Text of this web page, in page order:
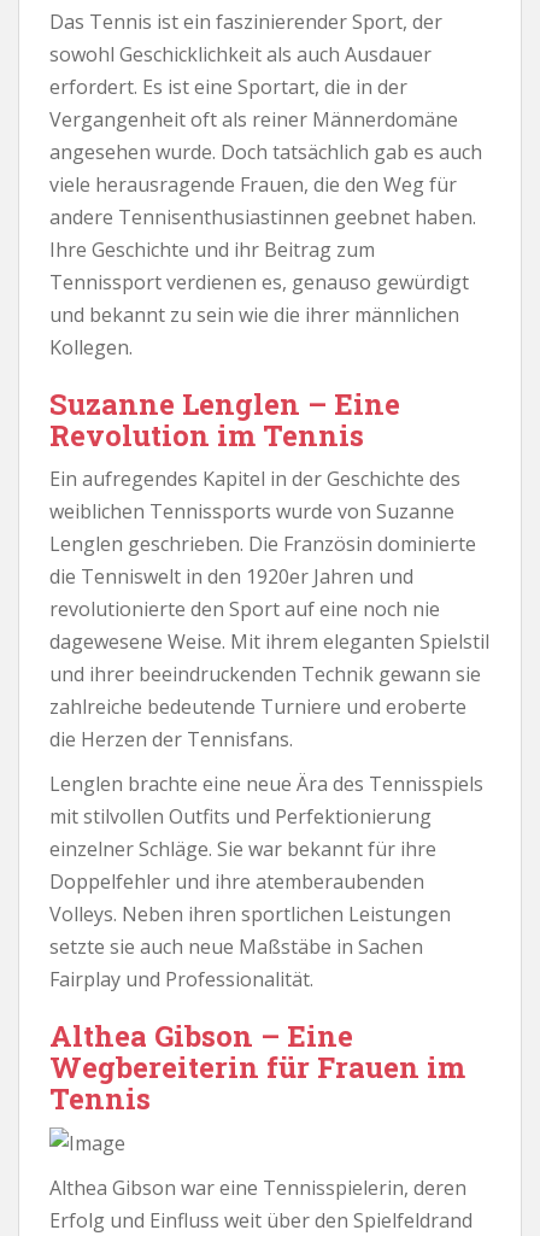
Das Tennis ist ein faszinierender Sport, der
sowohl Geschicklichkeit als auch Ausdauer
erfordert. Es ist eine Sportart, die in der
Vergangenheit oft als reiner Männerdomäne
angesehen wurde. Doch tatsächlich gab es auch
viele herausragende Frauen, die den Weg für
andere Tennisenthusiastinnen geebnet haben.
Ihre Geschichte und ihr Beitrag zum
Tennissport verdienen es, genauso gewürdigt
und bekannt zu sein wie die ihrer männlichen
Kollegen.
Suzanne Lenglen – Eine
Revolution im Tennis
Ein aufregendes Kapitel in der Geschichte des
weiblichen Tennissports wurde von Suzanne
Lenglen geschrieben. Die Französin dominierte
die Tenniswelt in den 1920er Jahren und
revolutionierte den Sport auf eine noch nie
dagewesene Weise. Mit ihrem eleganten Spielstil
und ihrer beeindruckenden Technik gewann sie
zahlreiche bedeutende Turniere und eroberte
die Herzen der Tennisfans.
Lenglen brachte eine neue Ära des Tennisspiels
mit stilvollen Outfits und Perfektionierung
einzelner Schläge. Sie war bekannt für ihre
Doppelfehler und ihre atemberaubenden
Volleys. Neben ihren sportlichen Leistungen
setzte sie auch neue Maßstäbe in Sachen
Fairplay und Professionalität.
Althea Gibson – Eine
Wegbereiterin für Frauen im
Tennis
Althea Gibson war eine Tennisspielerin, deren
Erfolg und Einfluss weit über den Spielfeldrand